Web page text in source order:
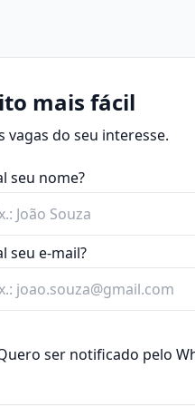
mais fácil
vagas do seu interesse.
seu nome?
seu e-mail?
ser notificado pelo